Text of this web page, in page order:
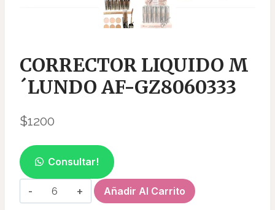
CORRECTOR LIQUIDO M
´LUNDO AF-GZ8060333
$1200
Consultar!
CORRECTOR
LIQUIDO
Añadir Al Carrito